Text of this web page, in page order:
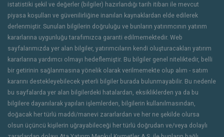
istatistiki şekil ve değerler (bilgiler) hazırlandığı tarih itibarı ile mevcut
piyasa koşulları ve güvenilirliğine inanılan kaynaklardan elde edilerek
derlenmiştir. Sunulan bilgilerin doğruluğu ve bunların yatırımcının yatırım
kararlarına uygunluğu tarafımızca garanti edilmemektedir. Web
sayfalarımızda yer alan bilgiler, yatırımcıların kendi oluşturacakları yatırım
kararlarına yardımcı olmayı hedeflemiştir. Bu bilgiler genel niteliktedir, belli
bir getirinin sağlanmasına yönelik olarak verilmemekte olup alım - satım
kararını destekleyebilecek yeterli bilgiler burada bulunmayabilir. Bu nedenle
bu sayfalarda yer alan bilgilerdeki hatalardan, eksikliklerden ya da bu
bilgilere dayanılarak yapılan işlemlerden, bilgilerin kullanılmasından,
doğacak her türlü maddi/manevi zararlardan ve her ne şekilde olursa
olsun üçüncü kişilerin uğrayabileceği her türlü doğrudan ve/veya dolaylı